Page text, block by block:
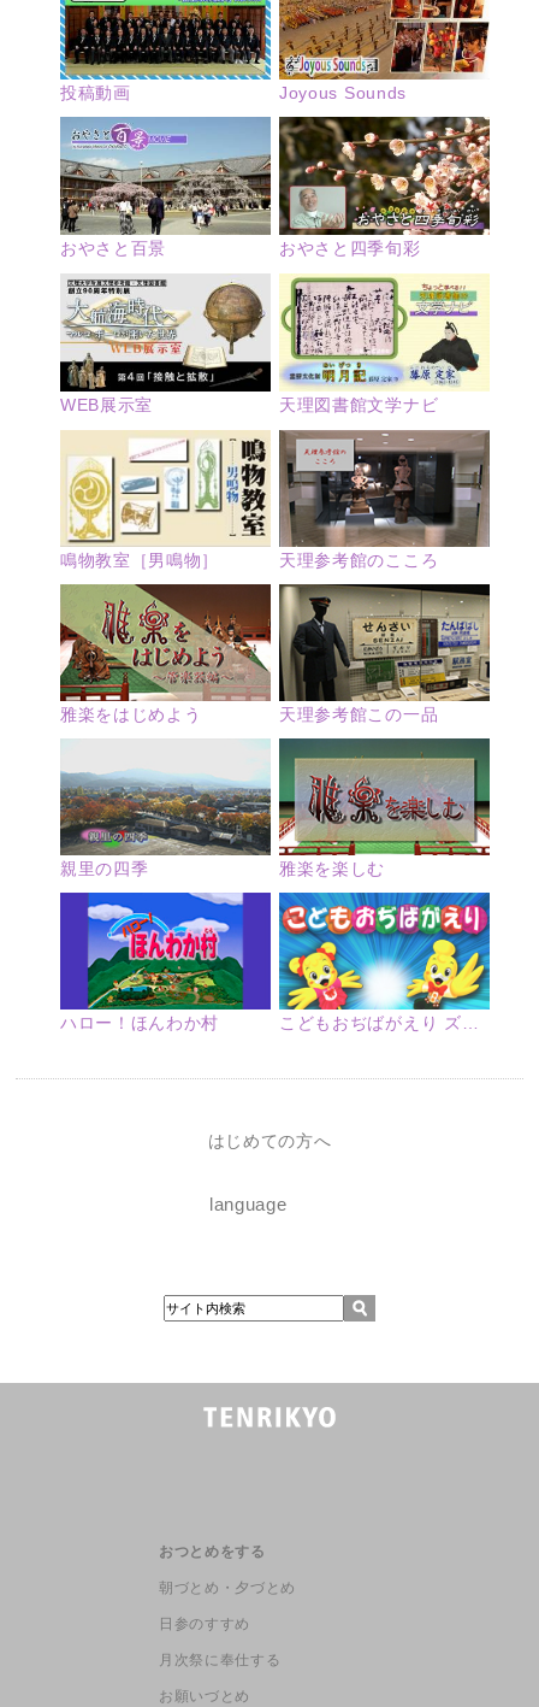
投稿動画 Joyous Sounds
おやさと百景 おやさと四季旬彩
WEB展示室 天理図書館文学ナビ
鳴物教室［男鳴物］ 天理参考館のこころ
雅楽をはじめよう 天理参考館この一品
親里の四季 雅楽を楽しむ
ハロー！ほんわか村 こどもおぢばがえり ズームアップ
はじめての方へ
language
おつとめをする
朝づとめ・夕づとめ
日参のすすめ
月次祭に奉仕する
お願いづとめ